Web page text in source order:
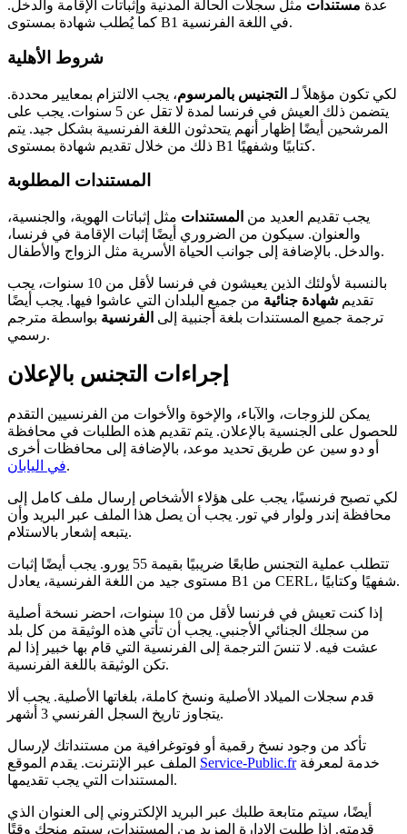
عدة مستندات مثل سجلات الحالة المدنية وإثباتات الإقامة والدخل.
كما يُطلب شهادة بمستوى B1 في اللغة الفرنسية.
شروط الأهلية
لكي تكون مؤهلاً لـ التجنيس بالمرسوم، يجب الالتزام بمعايير محددة.
يتضمن ذلك العيش في فرنسا لمدة لا تقل عن 5 سنوات. يجب على
المرشحين أيضًا إظهار أنهم يتحدثون اللغة الفرنسية بشكل جيد. يتم
ذلك من خلال تقديم شهادة بمستوى B1 كتابيًا وشفهيًا.
المستندات المطلوبة
يجب تقديم العديد من المستندات مثل إثباتات الهوية، والجنسية،
والعنوان. سيكون من الضروري أيضًا إثبات الإقامة في فرنسا،
والدخل. بالإضافة إلى جوانب الحياة الأسرية مثل الزواج والأطفال.
بالنسبة لأولئك الذين يعيشون في فرنسا لأقل من 10 سنوات، يجب
تقديم شهادة جنائية من جميع البلدان التي عاشوا فيها. يجب أيضًا
ترجمة جميع المستندات بلغة أجنبية إلى الفرنسية بواسطة مترجم
رسمي.
إجراءات التجنس بالإعلان
يمكن للزوجات، والآباء، والإخوة والأخوات من الفرنسيين التقدم
للحصول على الجنسية بالإعلان. يتم تقديم هذه الطلبات في محافظة
أو دو سين عن طريق تحديد موعد، بالإضافة إلى محافظات أخرى
في اليابان.
لكي تصبح فرنسيًا، يجب على هؤلاء الأشخاص إرسال ملف كامل إلى
محافظة إندر ولوار في تور. يجب أن يصل هذا الملف عبر البريد وأن
يتبعه إشعار بالاستلام.
تتطلب عملية التجنس طابعًا ضريبيًا بقيمة 55 يورو. يجب أيضًا إثبات
مستوى جيد من اللغة الفرنسية، يعادل B1 من CERL، شفهيًا وكتابيًا.
إذا كنت تعيش في فرنسا لأقل من 10 سنوات، احضر نسخة أصلية
من سجلك الجنائي الأجنبي. يجب أن تأتي هذه الوثيقة من كل بلد
عشت فيه. لا تنسَ الترجمة إلى الفرنسية التي قام بها خبير إذا لم
تكن الوثيقة باللغة الفرنسية.
قدم سجلات الميلاد الأصلية ونسخ كاملة، بلغاتها الأصلية. يجب ألا
يتجاوز تاريخ السجل الفرنسي 3 أشهر.
تأكد من وجود نسخ رقمية أو فوتوغرافية من مستنداتك لإرسال
Service-Public.frخدمة لمعرفة
المستندات التي يجب تقديمها.
أيضًا، سيتم متابعة طلبك عبر البريد الإلكتروني إلى العنوان الذي
قدمته. إذا طلبت الإدارة المزيد من المستندات، سيتم منحك وقتًا